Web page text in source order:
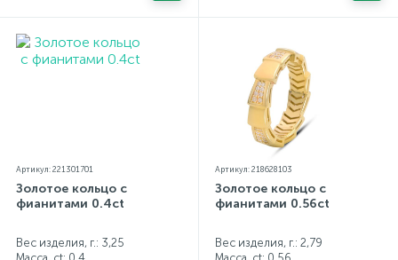
Артикул: 221301701
Золотое кольцо с
фианитами 0.4ct
Вес изделия, г.: 3,25
Артикул: 218628103
Золотое кольцо с
фианитами 0.56ct
Вес изделия, г.: 2,79